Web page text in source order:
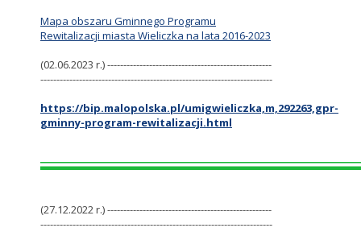
Mapa obszaru Gminnego Programu
Rewitalizacji miasta Wieliczka na lata 2016-2023
(02.06.2023 r.) ---------------------------------------------------
------------------------------------------------------------------------
https://bip.malopolska.pl/umigwieliczka,m,292263,gpr-
gminny-program-rewitalizacji.html
(27.12.2022 r.) ---------------------------------------------------
------------------------------------------------------------------------